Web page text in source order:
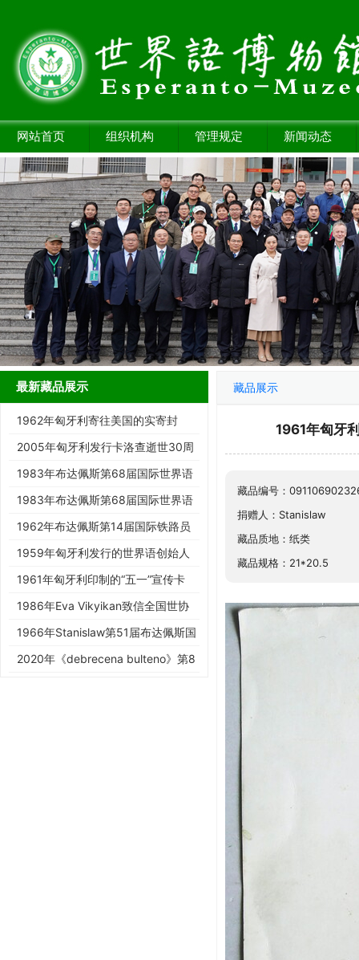
网站首页 组织机构 管理规定 新闻动态
最新藏品展示
1962年匈牙利寄往美国的实寄封
2005年匈牙利发行卡洛查逝世30周
年纪念邮票
1983年布达佩斯第68届国际世界语
大会纪念邮票（无齿）
1983年布达佩斯第68届国际世界语
大会纪念邮票
1962年布达佩斯第14届国际铁路员
工世界语大会纪念邮票
1959年匈牙利发行的世界语创始人
柴门霍夫无齿纪念邮票
1961年匈牙利印制的“五一”宣传卡
（带有波兰第16届全国世界…
1986年Eva Vikyikan致信全国世协
的信封
1966年Stanislaw第51届布达佩斯国
际世界语大会代表证
2020年《debrecena bulteno》第8
藏品展示
1961年匈牙
藏品编号：
捐赠人：Stanislaw
藏品质地：纸类
藏品规格：21*20.5